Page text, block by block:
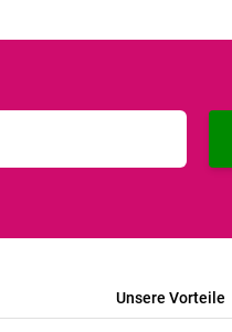
Unsere Vorteile